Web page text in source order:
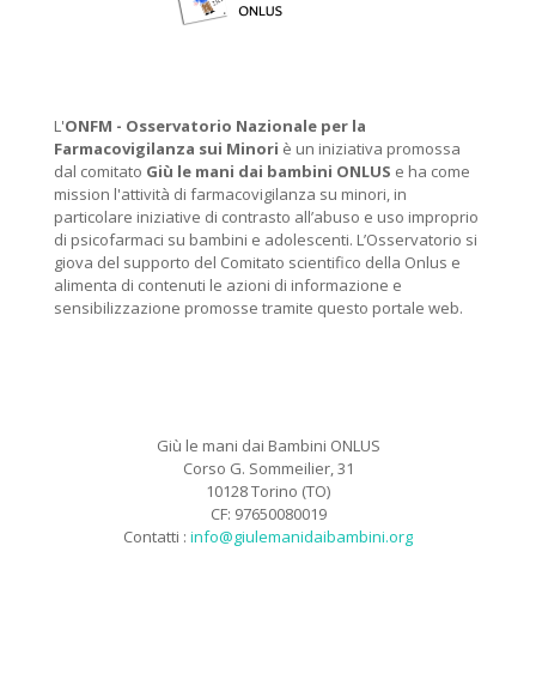
L'ONFM - Osservatorio Nazionale per la
Farmacovigilanza sui Minori è un iniziativa promossa
dal comitato Giù le mani dai bambini ONLUS e ha come
mission l'attività di farmacovigilanza su minori, in
particolare iniziative di contrasto all’abuso e uso improprio
di psicofarmaci su bambini e adolescenti. L’Osservatorio si
giova del supporto del Comitato scientifico della Onlus e
alimenta di contenuti le azioni di informazione e
sensibilizzazione promosse tramite questo portale web.
Giù le mani dai Bambini ONLUS
Corso G. Sommeilier, 31
10128 Torino (TO)
CF: 97650080019
Contatti : info@giulemanidaibambini.org